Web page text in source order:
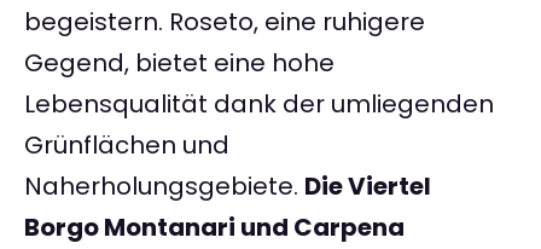
begeistern. Roseto, eine ruhigere
Gegend, bietet eine hohe
Lebensqualität dank der umliegenden
Grünflächen und
Naherholungsgebiete. Die Viertel
Borgo Montanari und Carpena